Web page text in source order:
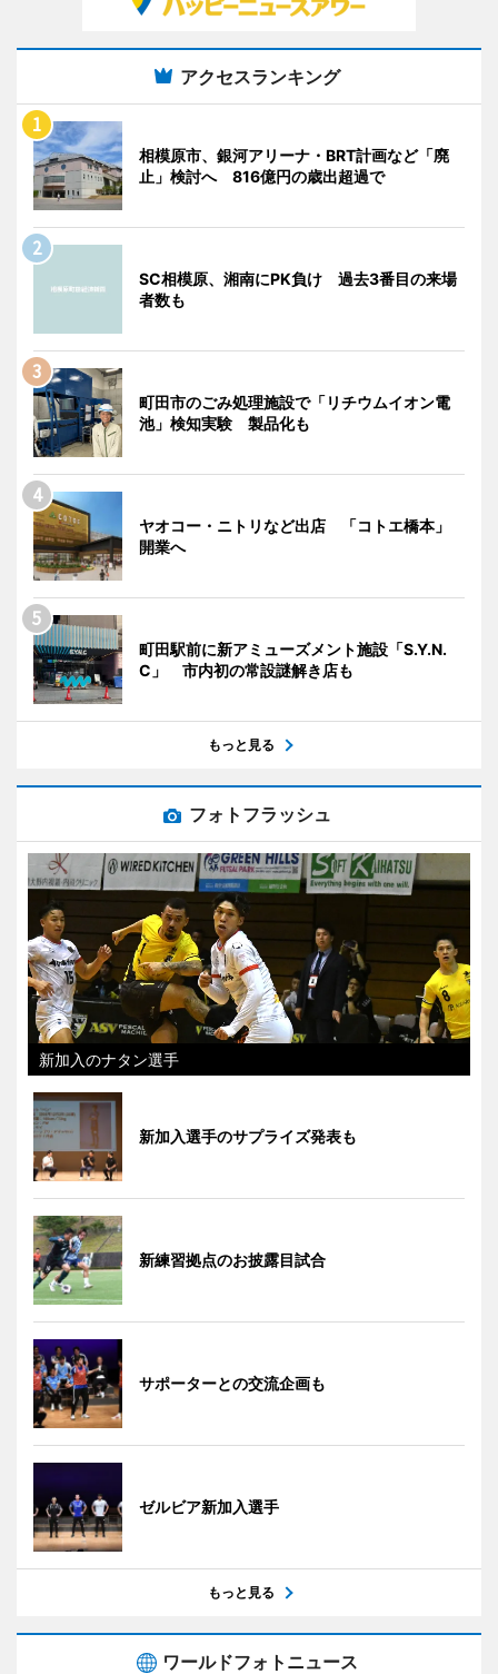
アクセスランキング
相模原市、銀河アリーナ・BRT計画など「廃
止」検討へ 816億円の歳出超過で
SC相模原、湘南にPK負け 過去3番目の来場
者数も
町田市のごみ処理施設で「リチウムイオン電
池」検知実験 製品化も
ヤオコー・ニトリなど出店 「コトエ橋本」
開業へ
町田駅前に新アミューズメント施設「S.Y.N.
C」 市内初の常設謎解き店も
もっと見る
フォトフラッシュ
新加入のナタン選手
新加入選手のサプライズ発表も
新練習拠点のお披露目試合
サポーターとの交流企画も
ゼルビア新加入選手
もっと見る
ワールドフォトニュース